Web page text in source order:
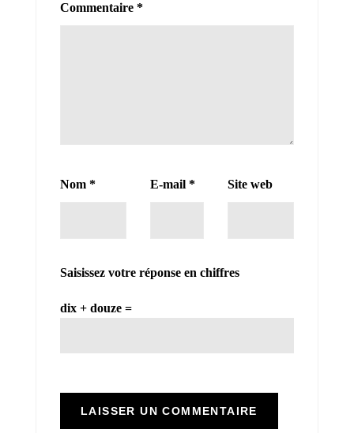
Commentaire *
Nom * E-mail * Site web
Saisissez votre réponse en chiffres
dix + douze =